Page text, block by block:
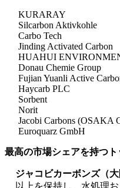
KURARAY
Silcarbon Aktivkohle
Carbo Tech
Jinding Activated Carbon
HUAHUI
Donau Chemie Group
Fujian Yuanli Active
Haycarb PLC
Sorbent
Norit
Jacobi Carbons (OSAKA
Euroquarz GmbH
最高の市場シェアを持つト
ジャコビカーボンズ（大